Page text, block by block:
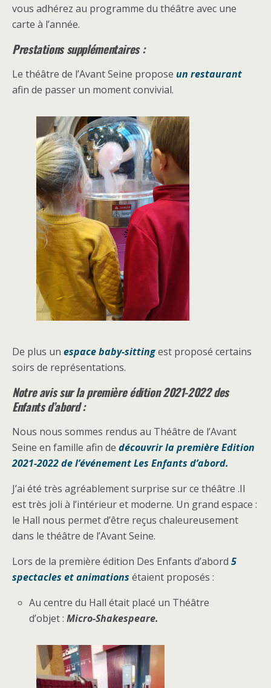
vous adhérez au programme du théâtre avec une
carte à l’année.
Prestations supplémentaires :
Le théâtre de l’Avant Seine propose un restaurant
afin de passer un moment convivial.
De plus un espace baby-sittingest proposé certains
soirs de représentations.
Notre avis sur la première édition 2021-2022 des
Enfants d’abord :
Nous nous sommes rendus au Théâtre de l’Avant
Seine en famille afin de découvrir la première Edition
2021-2022 de l’événement Les Enfants d’abord.
J’ai été très agréablement surprise sur ce théâtre .Il
est très joli à l’intérieur et moderne. Un grand espace :
le Hall nous permet d’être reçus chaleureusement
dans le théâtre de l’Avant Seine.
Lors de la première édition Des Enfants d’abord 5
spectacles et animations étaient proposés :
Au centre du Hall était placé un Théâtre
d’objet :Micro-Shakespeare.